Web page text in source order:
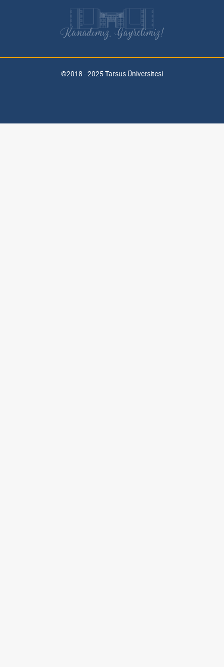
Kanadımız, Gayretimiz!
©2018 - 2025 Tarsus Üniversitesi